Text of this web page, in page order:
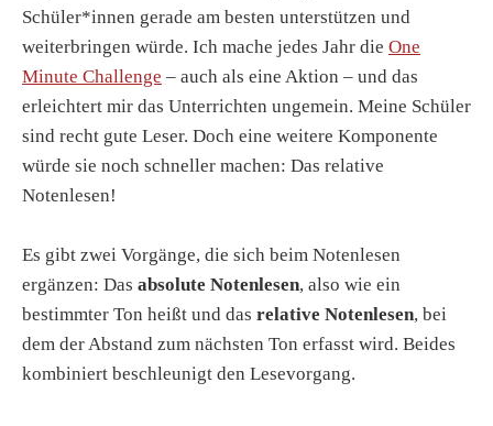
Schüler*innen gerade am besten unterstützen und
weiterbringen würde. Ich mache jedes Jahr die One
Minute Challenge – auch als eine Aktion – und das
erleichtert mir das Unterrichten ungemein. Meine Schüler
sind recht gute Leser. Doch eine weitere Komponente
würde sie noch schneller machen: Das relative
Notenlesen!
Es gibt zwei Vorgänge, die sich beim Notenlesen
ergänzen: Das absolute Notenlesen, also wie ein
bestimmter Ton heißt und das relative Notenlesen, bei
dem der Abstand zum nächsten Ton erfasst wird. Beides
kombiniert beschleunigt den Lesevorgang.